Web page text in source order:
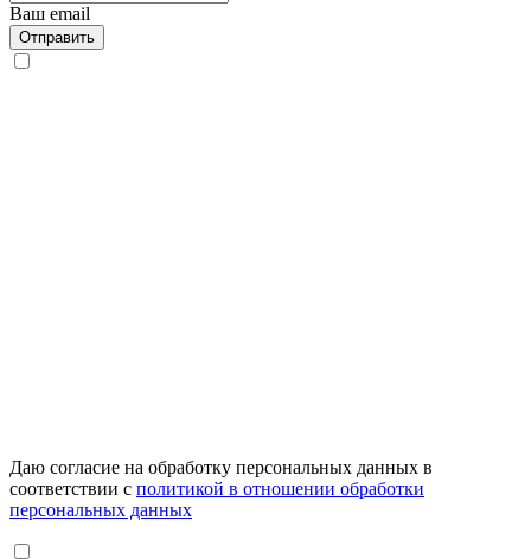
Ваш email
Отправить
Даю согласие на обработку персональных данных в
соответствии с политикой в отношении обработки
персональных данных